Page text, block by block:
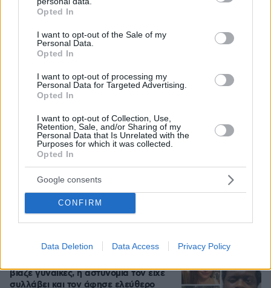
grant or deny consent to Google and its third-party tags to
use your data for below specified purposes in below Google
consent section.
Opted In
I want to opt-out of the Sale of my
Personal Data.
Opted In
I want to opt-out of processing my
Personal Data for Targeted Advertising.
Opted In
I want to opt-out of Collection, Use,
Retention, Sale, and/or Sharing of my
Personal Data that Is Unrelated with the
Purposes for which it was collected.
Opted In
Google consents
CONFIRM
Data Deletion Data Access Privacy Policy
Άλλος για data center; Επενδύσεις
€50 δισ. την ερχόμενη δεκαετία
07.08.2026, 20:16
Νέες καταγγελίες στην Ελπίδα για τη
Δημοκρατία: Γρατσία, Γαλανός,
Καρυστιανού και αυλικοί το
μετέτρεψαν σε φοβικό αρχηγικό
κόμμα
07.08.2026, 19:33
Ο «Δράκος» του Λονδίνου: 40χρονος
βίαζε γυναίκες, η αστυνομία τον είχε
συλλάβει και τον άφησε ελεύθερο